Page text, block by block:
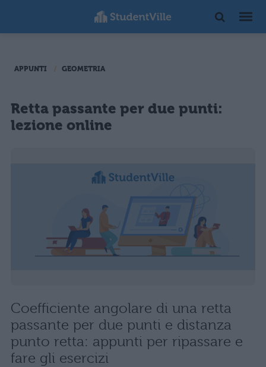
APPUNTI GEOMETRIA
Retta passante per due punti:
lezione online
Coefficiente angolare di una retta
passante per due punti e distanza
punto retta: appunti per ripassare e
fare gli esercizi